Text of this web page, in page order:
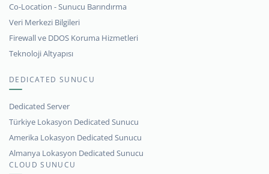
Co-Location - Sunucu Barındırma
Veri Merkezi Bilgileri
Firewall ve DDOS Koruma Hizmetleri
Teknoloji Altyapısı
DEDICATED SUNUCU
Dedicated Server
Türkiye Lokasyon Dedicated Sunucu
Amerika Lokasyon Dedicated Sunucu
Almanya Lokasyon Dedicated Sunucu
CLOUD SUNUCU